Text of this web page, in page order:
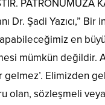
PATRONUMUZA
Dr. Şadi Yazıcı,”
en
mümkün
gelmez’. Elimizden
olan, sözleşmeli veya